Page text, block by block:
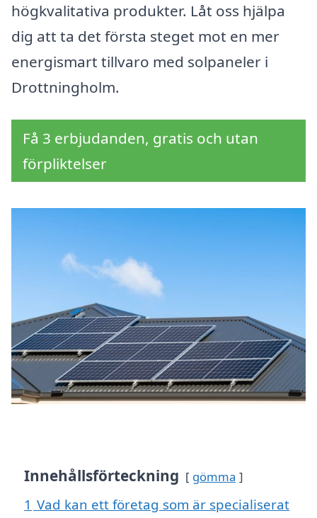
högkvalitativa produkter. Låt oss hjälpa
dig att ta det första steget mot en mer
energismart tillvaro med solpaneler i
Drottningholm.
Få 3 erbjudanden, gratis och utan
förpliktelser
Innehållsförteckning gömma
1 Vad kan ett företag som är specialiserat